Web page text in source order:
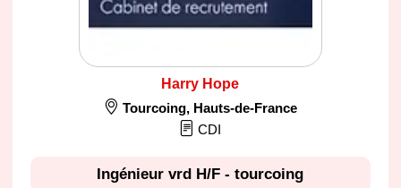
Harry Hope
Tourcoing, Hauts-de-France
CDI
Ingénieur vrd H/F - tourcoing